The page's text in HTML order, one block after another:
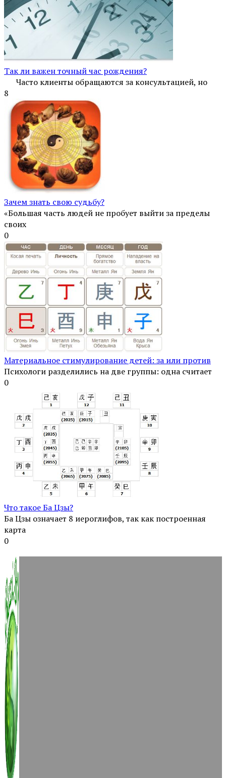
Так ли важен точный час рождения?
Часто клиенты обращаются за консультацией, но
8
Зачем знать свою судьбу?
«Большая часть людей не пробует выйти за пределы
своих
0
Материальное стимулирование детей: за или против
Психологи разделились на две группы: одна считает
0
Что такое Ба Цзы?
Ба Цзы означает 8 иероглифов, так как построенная
карта
0